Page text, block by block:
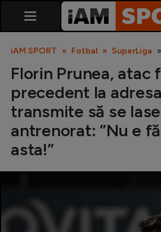
Echipa Națională
iAM SPORT Fotbal SuperLiga
Florin Prunea, atac
precedent la
transmite să se
antrenorat: ”Nu e
asta!”